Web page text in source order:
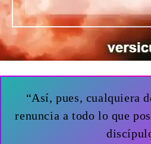
“Así, pues, cualquiera
renuncia a todo lo que